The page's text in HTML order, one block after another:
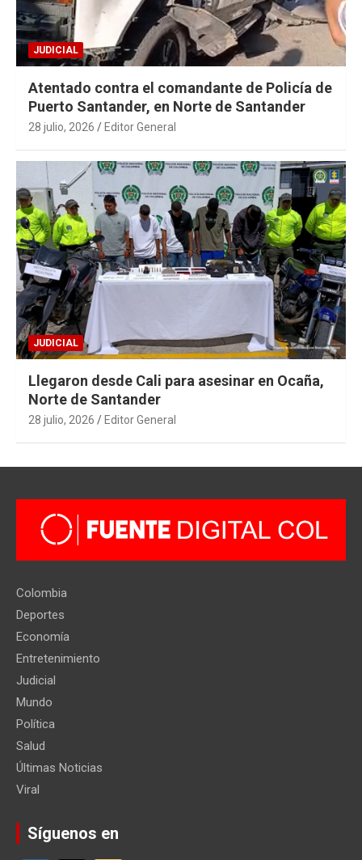
JUDICIAL
Atentado contra el comandante de Policía de
Puerto Santander, en Norte de Santander
28 julio, 2026 Editor General
JUDICIAL
Llegaron desde Cali para asesinar en Ocaña,
Norte de Santander
28 julio, 2026 Editor General
Colombia
Deportes
Economía
Entretenimiento
Judicial
Mundo
Política
Salud
Últimas Noticias
Viral
Síguenos en